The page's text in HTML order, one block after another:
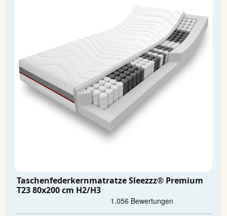
Taschenfederkernmatratze Sleezzz® Premium
T23 80x200 cm H2/H3